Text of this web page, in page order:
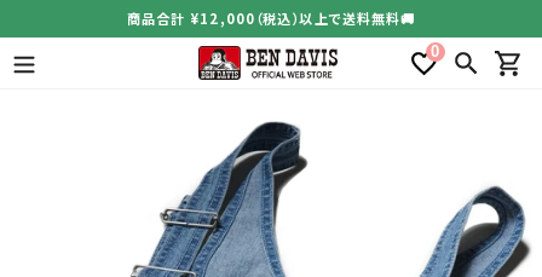
ン
テ
商品合計 ¥12,000（税込）以上で送料無料🚚
0
検索 カ